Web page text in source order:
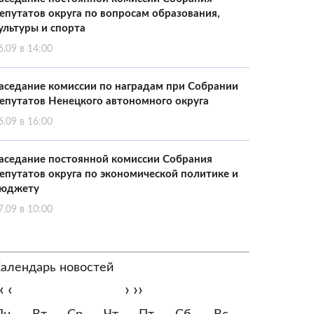
округа по вопросам образования,
и спорта
в 14:00
комиссии по наградам при Собрании
Ненецкого автономного округа
в 16:00
постоянной комиссии Собрания
округа по экономической политике и
в 10:00
новостей
‹ › ››